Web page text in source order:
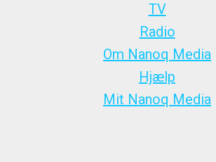
TV
Radio
Om Nanoq Media
Hjælp
Mit Nanoq Media